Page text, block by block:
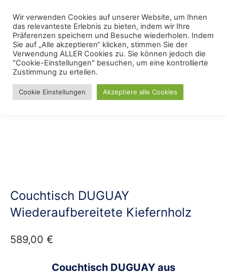
content
Menu
Start / TOP Möbelmarken / Maison Belfort
Couchtisch DUGUAY
Wiederaufbereitete Kiefernholz
589,00 €
Couchtisch DUGUAY aus
Wir verwenden Cookies auf unserer Website, um Ihnen
das relevanteste Erlebnis zu bieten, indem wir Ihre
Präferenzen speichern und Besuche wiederholen. Indem
Sie auf „Alle akzeptieren“ klicken, stimmen Sie der
Verwendung ALLER Cookies zu. Sie können jedoch die
"Cookie-Einstellungen" besuchen, um eine kontrollierte
Zustimmung zu erteilen.
Cookie Einstellungen Akzeptiere alle Cookies